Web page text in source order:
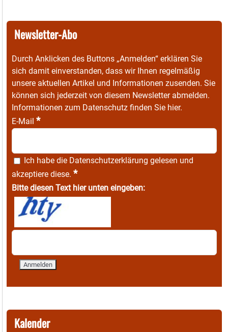
Newsletter-Abo
Durch Anklicken des Buttons „Anmelden“ erklären Sie
sich damit einverstanden, dass wir Ihnen regelmäßig
unsere aktuellen Artikel und Informationen zusenden. Sie
können sich jederzeit von diesem Newsletter abmelden.
Informationen zum Datenschutz finden Sie hier.
E-Mail *
Ich habe die Datenschutzerklärung gelesen und
akzeptiere diese. *
Bitte diesen Text hier unten eingeben:
Kalender